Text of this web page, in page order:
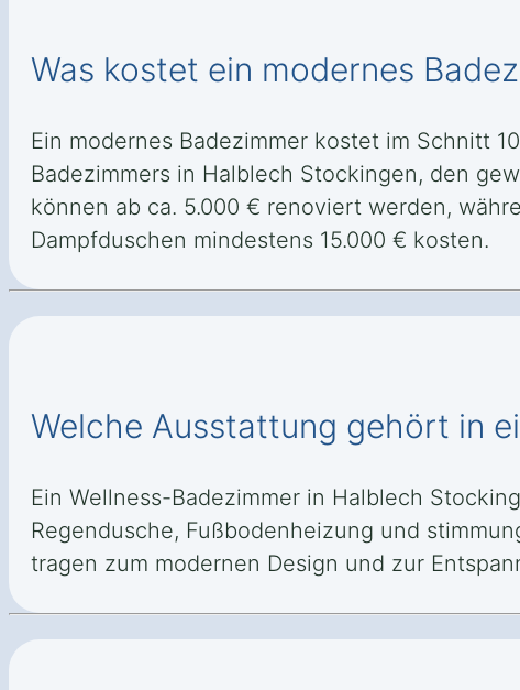
Was kostet ein modernes
Ein modernes Badezimmer kostet im Schnitt
Badezimmers in Halblech Stockingen, den
können ab ca. 5.000 € renoviert werden,
Dampfduschen mindestens 15.000 € kosten.
Welche Ausstattung gehört in
Ein Wellness-Badezimmer in Halblech
Regendusche, Fußbodenheizung und
tragen zum modernen Design und zur